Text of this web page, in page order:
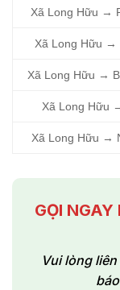
Xã Long Hữu →
Xã Long Hữu →
Xã Long Hữu →
Xã Long Hữu
Xã Long Hữu →
GỌI NGAY
Vui lòng